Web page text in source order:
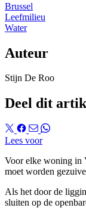
Brussel
Leefmilieu
Water
Auteur
Stijn De Roo
Deel dit
Lees voor
Voor elke woning in
moet worden
Als het door de
sluiten op de